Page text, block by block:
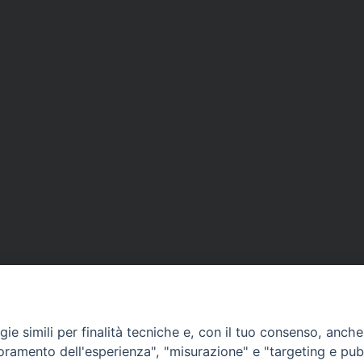
simili per finalità tecniche e, con il tuo consenso,
dell'esperienza", "misurazione" e "targeting e